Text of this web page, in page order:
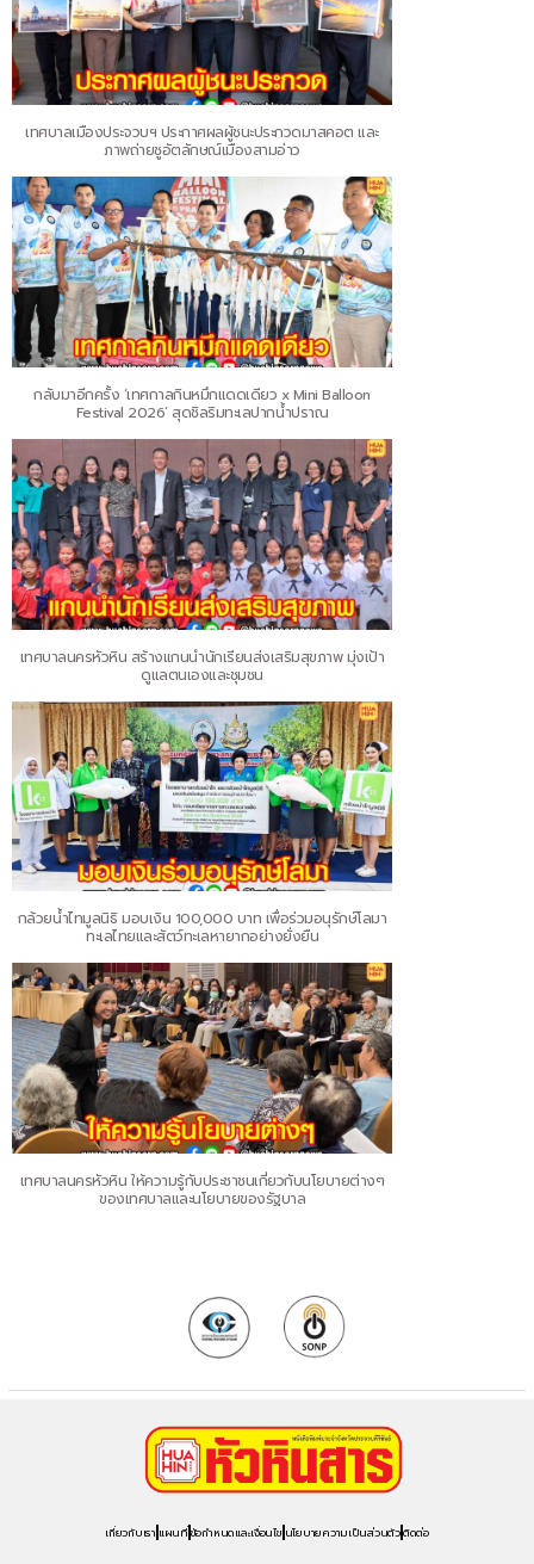
เทศบาลเมืองประจวบฯ ประกาศผลผู้ชนะประกวดมาสคอต และ
ภาพถ่ายชูอัตลักษณ์เมืองสามอ่าว
กลับมาอีกครั้ง ‘เทศกาลกินหมึกแดดเดียว x Mini Balloon
Festival 2026’ สุดชิลริมทะเลปากน้ำปราณ
เทศบาลนครหัวหิน สร้างแกนนำนักเรียนส่งเสริมสุขภาพ มุ่งเป้า
ดูแลตนเองและชุมชน
กล้วยน้ำไทมูลนิธิ มอบเงิน 100,000 บาท เพื่อร่วมอนุรักษ์โลมา
ทะเลไทยและสัตว์ทะเลหายากอย่างยั่งยืน
เทศบาลนครหัวหิน ให้ความรู้กับประชาชนเกี่ยวกับนโยบายต่างๆ
ของเทศบาลและนโยบายของรัฐบาล
เกี่ยวกับเรา แผนที่ข้อกำหนดและเงื่อนไข นโยบายความเป็นส่วนตัวติดต่อ